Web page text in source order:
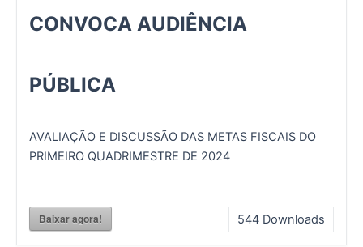
CONVOCA AUDIÊNCIA
PÚBLICA
AVALIAÇÃO E DISCUSSÃO DAS METAS FISCAIS DO
PRIMEIRO QUADRIMESTRE DE 2024
Baixar agora! 544 Downloads